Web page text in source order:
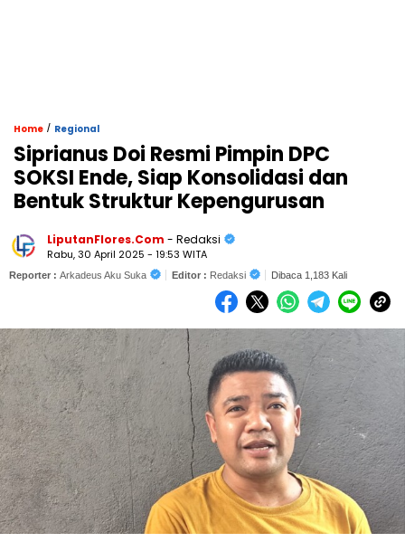
Home / Regional
Siprianus Doi Resmi Pimpin DPC
SOKSI Ende, Siap Konsolidasi dan
Bentuk Struktur Kepengurusan
LiputanFlores.Com - Redaksi
Rabu, 30 April 2025 - 19:53 WITA
Reporter : Arkadeus Aku Suka Editor : Redaksi Dibaca 1,183 Kali